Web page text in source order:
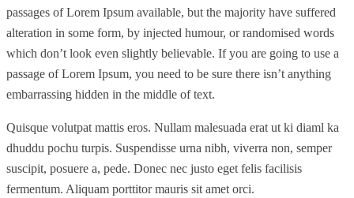
passages of Lorem Ipsum available, but the majority have suffered
alteration in some form, by injected humour, or randomised words
which don’t look even slightly believable. If you are going to use a
passage of Lorem Ipsum, you need to be sure there isn’t anything
embarrassing hidden in the middle of text.
Quisque volutpat mattis eros. Nullam malesuada erat ut ki diaml ka
dhuddu pochu turpis. Suspendisse urna nibh, viverra non, semper
suscipit, posuere a, pede. Donec nec justo eget felis facilisis
fermentum. Aliquam porttitor mauris sit amet orci.